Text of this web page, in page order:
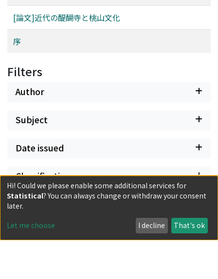
することの必要性を指摘し，全国に転化してきた山・鉾・
屋台の構造変化についての予備的考察と位置付けている。
とも結びついていたこと，それを成り立たせた娼妓の酷使
が浮かび上がった。京都における性売の地域的特性や，公
娼制が1930年代にいかに維持されていたかを示す一事例
である。
[論文]近代の醍醐寺と桃山文化
序
Filters
Author
Subject
Date issued
Classification
Document Type
Has files
Hi! Could we please enable some additional services for
Statistical? You can always change or withdraw your consent
later.
Let me choose I decline That's ok